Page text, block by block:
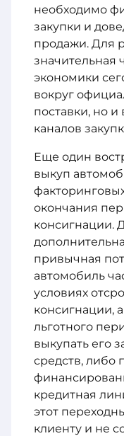
необходимо
закупки и
продажи. Для
значительная
экономики
вокруг
поставки, но и
каналов
Еще один
выкуп
окончания
консигнации.
привычная
автомобиль
условиях
консигнации,
льготного
выкупать его
средств, либо
кредитная
этот
клиенту и не